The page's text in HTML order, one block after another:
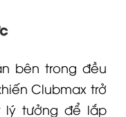
bên trong đều
Clubmax trở
lý tưởng để lắp